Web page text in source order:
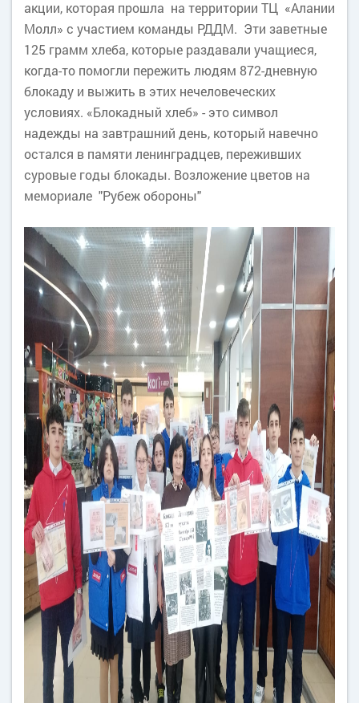
акции, которая прошла на территории ТЦ «Алании
Молл» с участием команды РДДМ. Эти заветные
125 грамм хлеба, которые раздавали учащиеся,
когда-то помогли пережить людям 872-дневную
блокаду и выжить в этих нечеловеческих
условиях. «Блокадный хлеб» - это символ
надежды на завтрашний день, который навечно
остался в памяти ленинградцев, переживших
суровые годы блокады. Возложение цветов на
мемориале "Рубеж обороны"